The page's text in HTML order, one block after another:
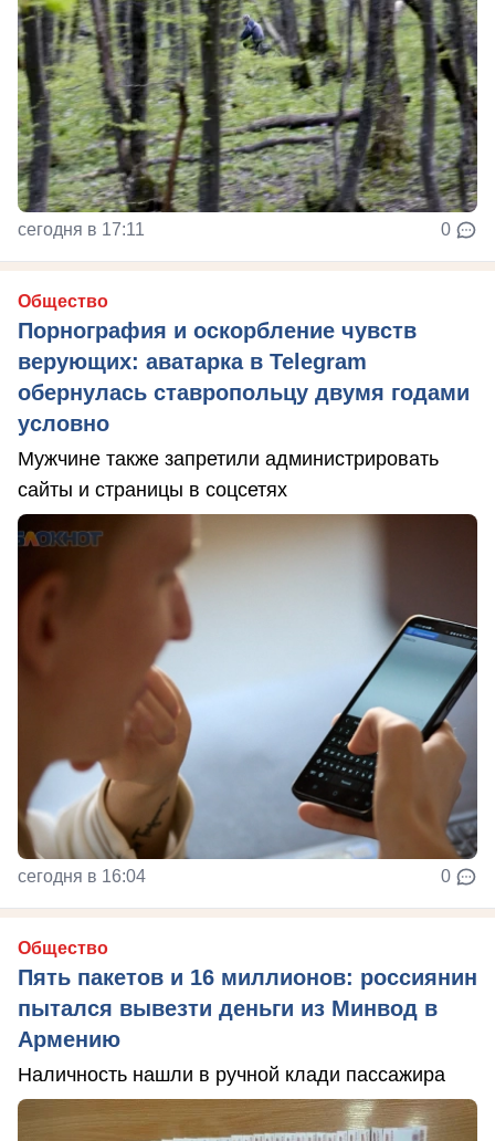
сегодня в 17:11 0
Общество
Порнография и оскорбление чувств
верующих: аватарка в Telegram
обернулась ставропольцу двумя годами
условно
Мужчине также запретили администрировать
сайты и страницы в соцсетях
сегодня в 16:04 0
Общество
Пять пакетов и 16 миллионов: россиянин
пытался вывезти деньги из Минвод в
Армению
Наличность нашли в ручной клади пассажира